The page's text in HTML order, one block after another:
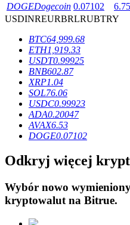
Ekskluzywne inwestycje
Pożyczki
Usługa pożyczek
DOGEDogecoin 0.07102 6.75
USDINREURBRLRUBTRY
BTC64,999.68
ETH1,919.33
USDT0.99925
BNB602.87
XRP1.04
SOL76.06
USDC0.99923
ADA0.20047
AVAX6.53
DOGE0.07102
Odkryj więcej
Wybór nowo
kryptowalut na Bitrue.